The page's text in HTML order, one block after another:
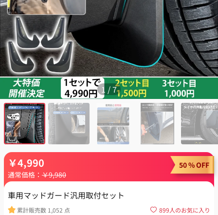
1 /7
￥4,990
通常価格： ￥9,980
50 % OFF
車用マッドガード汎用取付セット
累計販売数 1,052 点 899人のお気に入り